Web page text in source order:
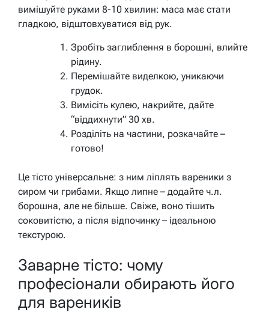
вимішуйте руками 8-10 хвилин: маса має стати
гладкою, відштовхуватися від рук.
Зробіть заглиблення в борошні, влийте
рідину.
Перемішайте виделкою, уникаючи
грудок.
Вимісіть кулею, накрийте, дайте
“віддихнути” 30 хв.
Розділіть на частини, розкачайте –
готово!
Це тісто універсальне: з ним ліплять вареники з
сиром чи грибами. Якщо липне – додайте ч.л.
борошна, але не більше. Свіже, воно тішить
соковитістю, а після відпочинку – ідеальною
текстурою.
Заварне тісто: чому
професіонали обирають його
для вареників